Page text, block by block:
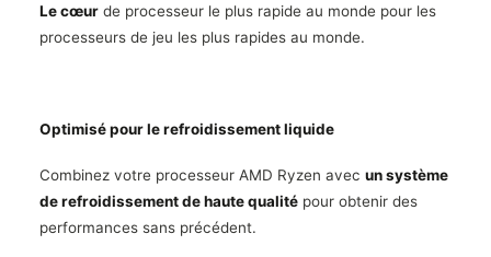
Le cœur de processeur le plus rapide au monde pour les
processeurs de jeu les plus rapides au monde.
Optimisé pour le refroidissement liquide
Combinez votre processeur AMD Ryzen avec un système
de refroidissement de haute qualité pour obtenir des
performances sans précédent.